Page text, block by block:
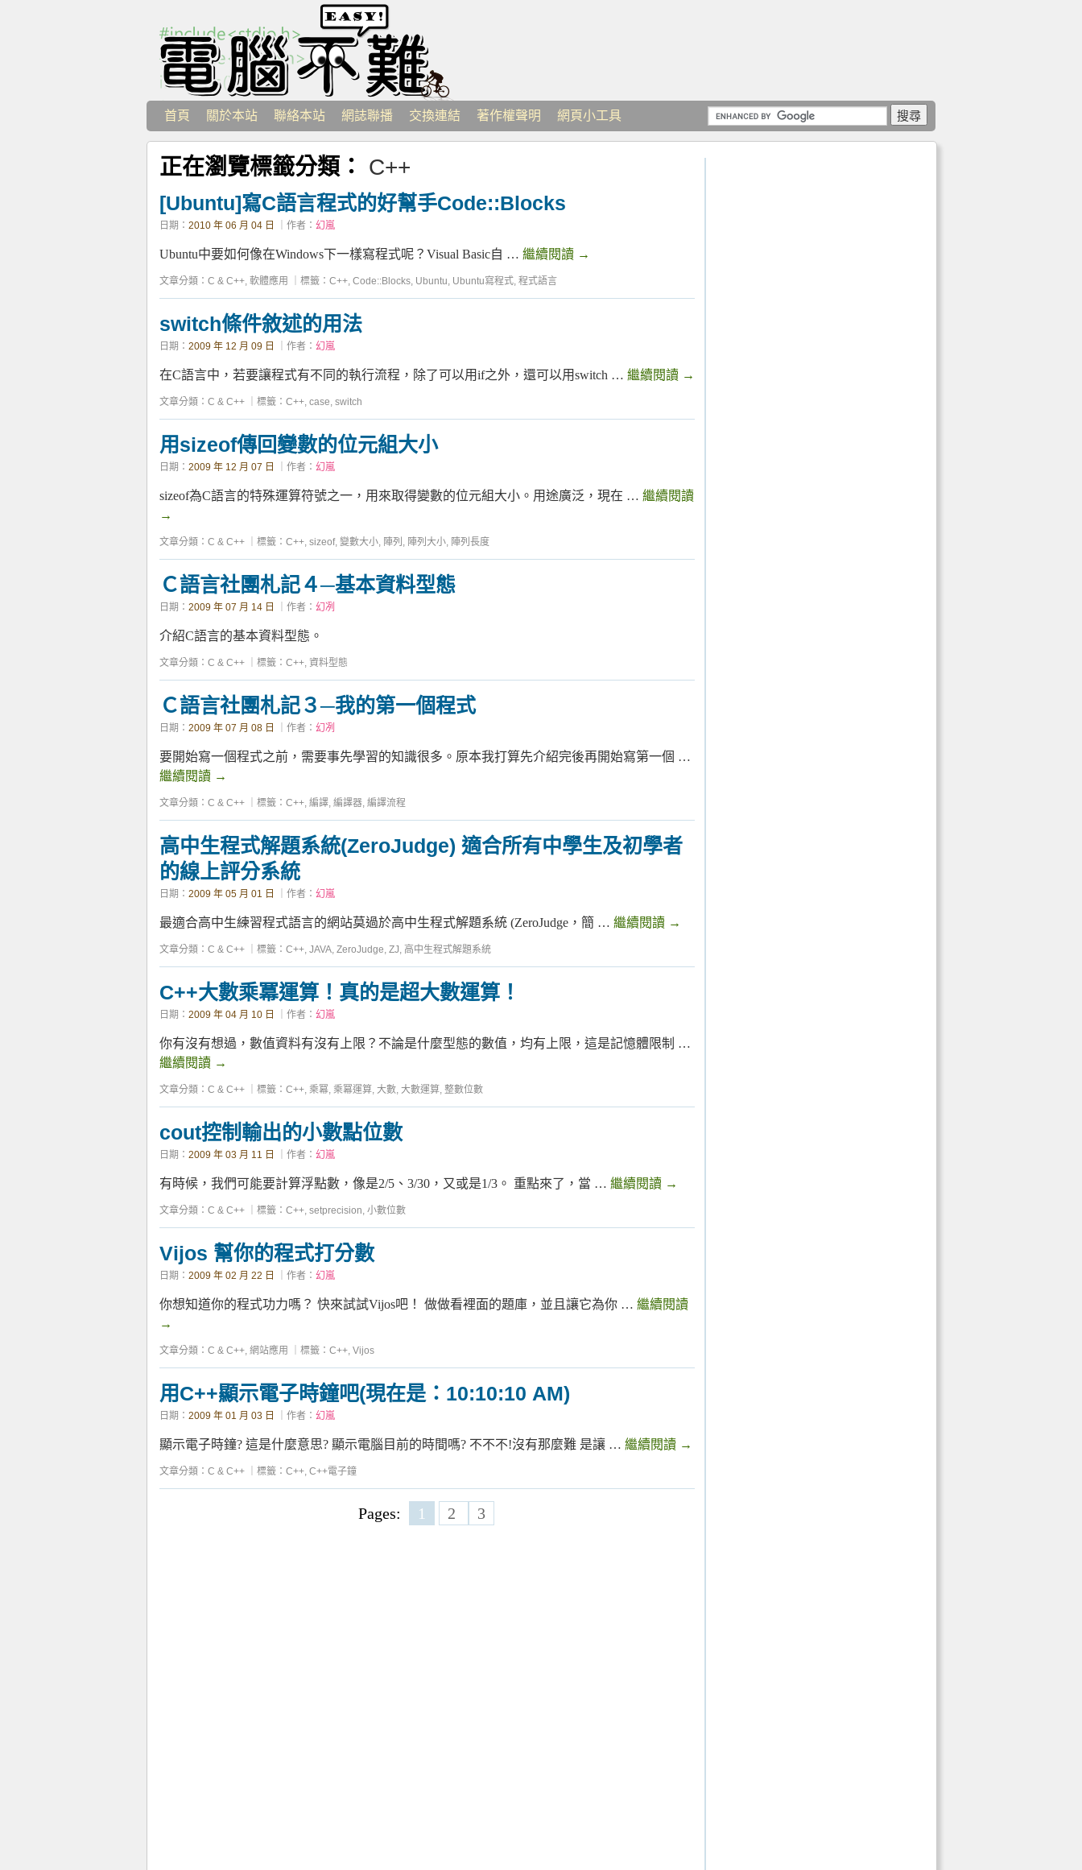
首頁 關於本站 聯絡本站 網誌聯播 交換連結 著作權聲明 網頁小工具
正在瀏覽標籤分類： C++
[Ubuntu]寫C語言程式的好幫手Code::Blocks
日期： 2010 年 06 月 04 日 ｜作者： 幻嵐
Ubuntu中要如何像在Windows下一樣寫程式呢？Visual Basic自 … 繼續閱讀 →
文章分類： C & C++, 軟體應用 標籤： C++, Code::Blocks, Ubuntu, Ubuntu寫程式, 程式語言
switch條件敘述的用法
日期： 2009 年 12 月 09 日 ｜作者： 幻嵐
在C語言中，若要讓程式有不同的執行流程，除了可以用if之外，還可以用switch … 繼續閱讀 →
文章分類： C & C++ 標籤： C++, case, switch
用sizeof傳回變數的位元組大小
日期： 2009 年 12 月 07 日 ｜作者： 幻嵐
sizeof為C語言的特殊運算符號之一，用來取得變數的位元組大小。用途廣泛，現在 … 繼續閱讀
→
文章分類： C & C++ 標籤： C++, sizeof, 變數大小, 陣列 , 陣列大小, 陣列長度
Ｃ語言社團札記４─基本資料型態
日期： 2009 年 07 月 14 日 ｜作者： 幻冽
介紹C語言的基本資料型態。
文章分類： C & C++ 標籤： C++, 資料型態
Ｃ語言社團札記３─我的第一個程式
日期： 2009 年 07 月 08 日 ｜作者： 幻冽
要開始寫一個程式之前，需要事先學習的知識很多。原本我打算先介紹完後再開始寫第一個 …
繼續閱讀 →
文章分類： C & C++ 標籤： C++, 編譯, 編譯器, 編譯流程
高中生程式解題系統(ZeroJudge) 適合所有中學生及初學者
的線上評分系統
日期： 2009 年 05 月 01 日 ｜作者： 幻嵐
最適合高中生練習程式語言的網站莫過於高中生程式解題系統 (ZeroJudge，簡 … 繼續閱讀 →
文章分類： C & C++ 標籤： C++, JAVA, ZeroJudge, ZJ, 高中生程式解題系統
C++大數乘冪運算！真的是超大數運算！
日期： 2009 年 04 月 10 日 ｜作者： 幻嵐
你有沒有想過，數值資料有沒有上限？不論是什麼型態的數值，均有上限，這是記憶體限制 …
繼續閱讀 →
文章分類： C & C++ 標籤： C++, 乘冪, 乘冪運算, 大數, 大數運算, 整數位數
cout控制輸出的小數點位數
日期： 2009 年 03 月 11 日 ｜作者： 幻嵐
有時候，我們可能要計算浮點數，像是2/5、3/30，又或是1/3。 重點來了，當 … 繼續閱讀 →
文章分類： C & C++ 標籤： C++, setprecision, 小數位數
Vijos 幫你的程式打分數
日期： 2009 年 02 月 22 日 ｜作者： 幻嵐
你想知道你的程式功力嗎？ 快來試試Vijos吧！ 做做看裡面的題庫，並且讓它為你 … 繼續閱讀
→
文章分類： C & C++, 網站應用 標籤： C++, Vijos
用C++顯示電子時鐘吧(現在是：10:10:10 AM)
日期： 2009 年 01 月 03 日 ｜作者： 幻嵐
顯示電子時鐘? 這是什麼意思? 顯示電腦目前的時間嗎? 不不不!沒有那麼難 是讓 … 繼續閱讀 →
文章分類： C & C++ 標籤： C++, C++電子鐘
Pages: 1 2 3